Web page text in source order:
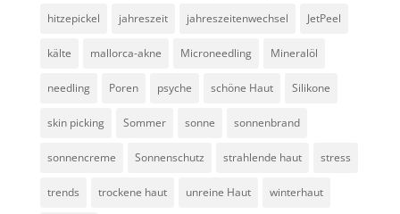
hitzepickel jahreszeit jahreszeitenwechsel JetPeel
kälte mallorca-akne Microneedling Mineralöl
needling Poren psyche schöne Haut Silikone
skin picking Sommer sonne sonnenbrand
sonnencreme Sonnenschutz strahlende haut stress
trends trockene haut unreine Haut winterhaut